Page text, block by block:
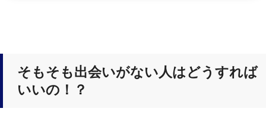
そもそも出会いがない人はどうすれば
いいの！？